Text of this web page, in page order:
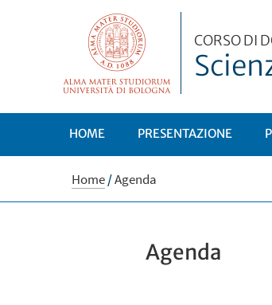
CORSO DI
HOME PRESENTAZIONE
Home/Agenda
Agenda